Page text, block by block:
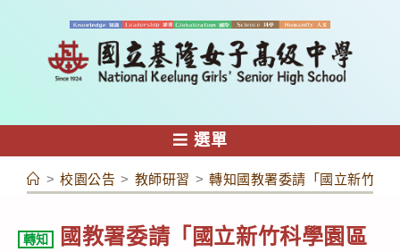
容
選單
> 校園公告 > 教師研習 > 轉知國教署委請「國立新竹科
轉知
國教署委請「國立新竹科學園區